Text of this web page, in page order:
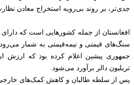
جدی‌تر، بر روند بی‌رویه استخراج معادن
افغانستان از جمله کشورهایی است که
سنگ‌های قیمتی و نیمه‌قیمتی به شمار
جمهوری پیشین اعلام کرده بود که ارزش
تریلیون دالر برآورد می‌شود.
پس از سلطه طالبان و کاهش کمک‌های